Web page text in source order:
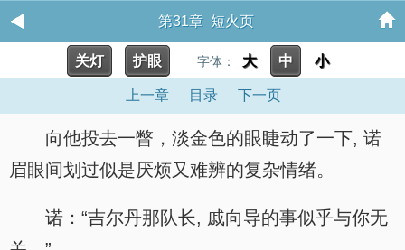
第31章 短火页
关灯 护眼 字体： 大 中 小
上一章 目录 下一页
向他投去一瞥，淡金色的眼睫动了一下, 诺
眉眼间划过似是厌烦又难辨的复杂情绪。
诺：“吉尔丹那队长, 戚向导的事似乎与你无